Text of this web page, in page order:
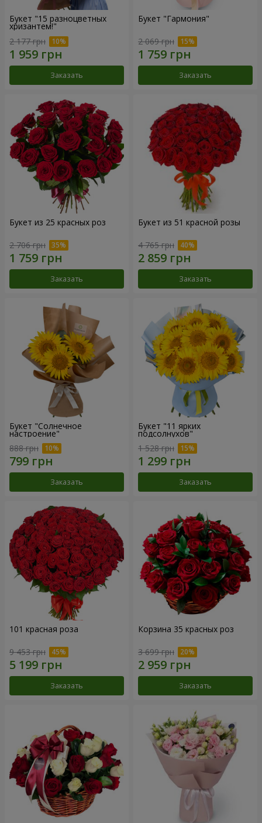
Букет "15 разноцветных
хризантем!"
2 177 грн
Заказать
Букет "Гармония"
2 069 грн
Заказать
Букет из 25 красных роз
2 706 грн
Заказать
Букет из 51 красной розы
4 765 грн
Заказать
Букет "Солнечное
настроение"
888 грн
Заказать
Букет "11 ярких
подсолнухов"
1 528 грн
Заказать
101 красная роза
9 453 грн
Заказать
Корзина 35 красных роз
3 699 грн
Заказать